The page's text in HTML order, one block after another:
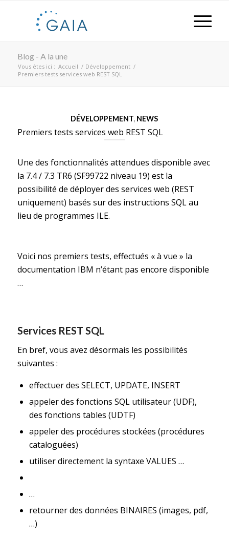
Blog - A la une
Vous êtes ici : Accueil / Développement /
Premiers tests services web REST SQL
DÉVELOPPEMENT, NEWS
Premiers tests services web REST SQL
Une des fonctionnalités attendues disponible avec
la 7.4 / 7.3 TR6 (SF99722 niveau 19) est la
possibilité de déployer des services web (REST
uniquement) basés sur des instructions SQL au
lieu de programmes ILE.
Voici nos premiers tests, effectués « à vue » la
documentation IBM n’étant pas encore disponible
…
Services REST SQL
En bref, vous avez désormais les possibilités
suivantes :
effectuer des SELECT, UPDATE, INSERT
appeler des fonctions SQL utilisateur (UDF),
des fonctions tables (UDTF)
appeler des procédures stockées (procédures
cataloguées)
utiliser directement la syntaxe VALUES …
…
retourner des données BINAIRES (images, pdf,
…)